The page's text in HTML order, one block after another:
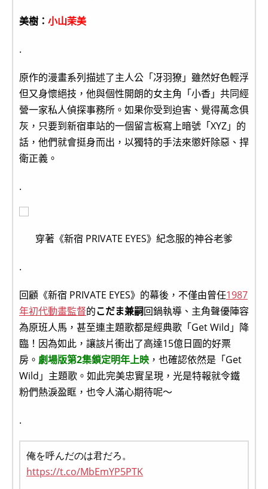
美樹： 小山茉美
.
原作的漫畫系列描述了主人公「冴羽獠」雖然好色輕浮
但又身懷絕技，他與個性開朗的女主角「小香」共同經
營一家私人偵探事務所。如果你受到迫害、覺得萬念俱
灰，只要到新宿車站的一個留言板寫上暗號「XYZ」的
話，他們就會挺身而出，以獨特的手法來懲奸除惡、捍
衛正義。
.
穿著《新宿 PRIVATE EYES》紀念服的神谷老爹
.
回顧《新宿 PRIVATE EYES》的幕後，不僅由曾任1987
年初代動畫監督的こだま兼嗣回鍋執導、主角聲優陣容
為原班人馬，甚至連主題歌都是經典歌「Get Wild」降
臨！因為如此，讓該片衝出了高達15億日圓的好票
房。 劇場版第2集鎖定明年上映 ，也確認依然是「Get
Wild」主題歌。如此完美忠實呈現，光是特報就令鐵
粉們熱淚盈眶，也令人滿心期待呢～
.
俺を呼んだのは君だろ。
https://t.co/MbEmYP5PTK